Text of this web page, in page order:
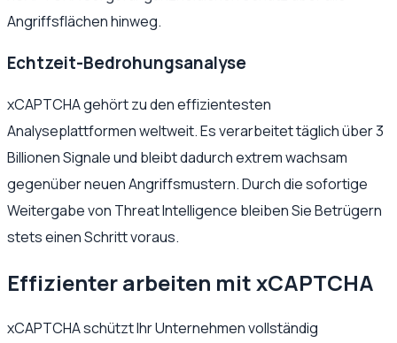
Angriffsflächen hinweg.
Echtzeit-Bedrohungsanalyse
xCAPTCHA gehört zu den effizientesten
Analyseplattformen weltweit. Es verarbeitet täglich über 3
Billionen Signale und bleibt dadurch extrem wachsam
gegenüber neuen Angriffsmustern. Durch die sofortige
Weitergabe von Threat Intelligence bleiben Sie Betrügern
stets einen Schritt voraus.
Effizienter arbeiten mit xCAPTCHA
xCAPTCHA schützt Ihr Unternehmen vollständig